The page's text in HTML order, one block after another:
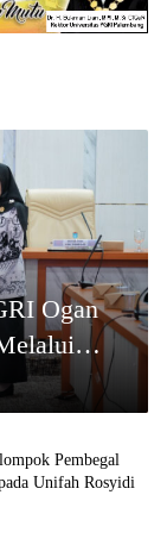
Ogan
Pembegal
Unifah Rosyidi